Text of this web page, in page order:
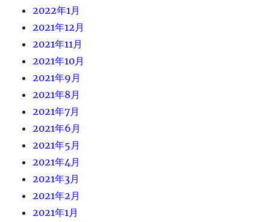
2022年1月
2021年12月
2021年11月
2021年10月
2021年9月
2021年8月
2021年7月
2021年6月
2021年5月
2021年4月
2021年3月
2021年2月
2021年1月